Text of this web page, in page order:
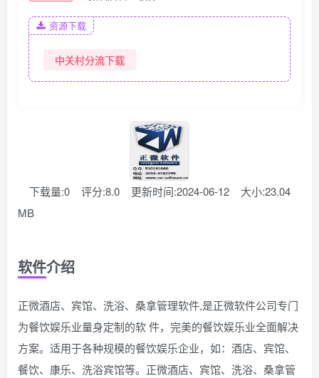
资源下载
中关村分流下载
下载量:0 评分:8.0 更新时间:2024-06-12
大小:23.04
MB
软件介绍
正微酒店、宾馆、洗浴、桑拿管理软件,是正微软件公司专门
为餐饮娱乐业量身定制的软 件，完美的餐饮娱乐业全面解决
方案。适用于各种规模的餐饮娱乐企业，如：酒店、宾馆、
餐饮、康乐、洗浴宾馆等。正微酒店、宾馆、洗浴、桑拿管